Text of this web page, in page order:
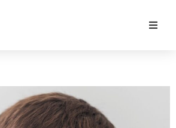
Culture & Loisirs
Mon Quotidien